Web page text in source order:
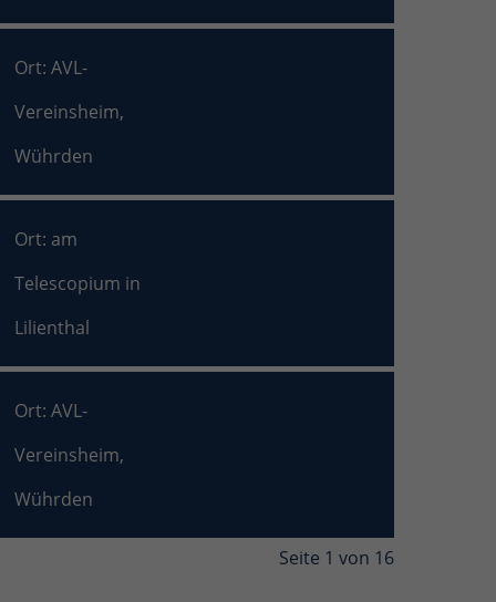
Ort: AVL-
Vereinsheim,
Wührden
Ort: am
Telescopium in
Lilienthal
Ort: AVL-
Vereinsheim,
Wührden
Seite 1 von 16